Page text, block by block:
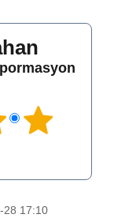
28 17:10